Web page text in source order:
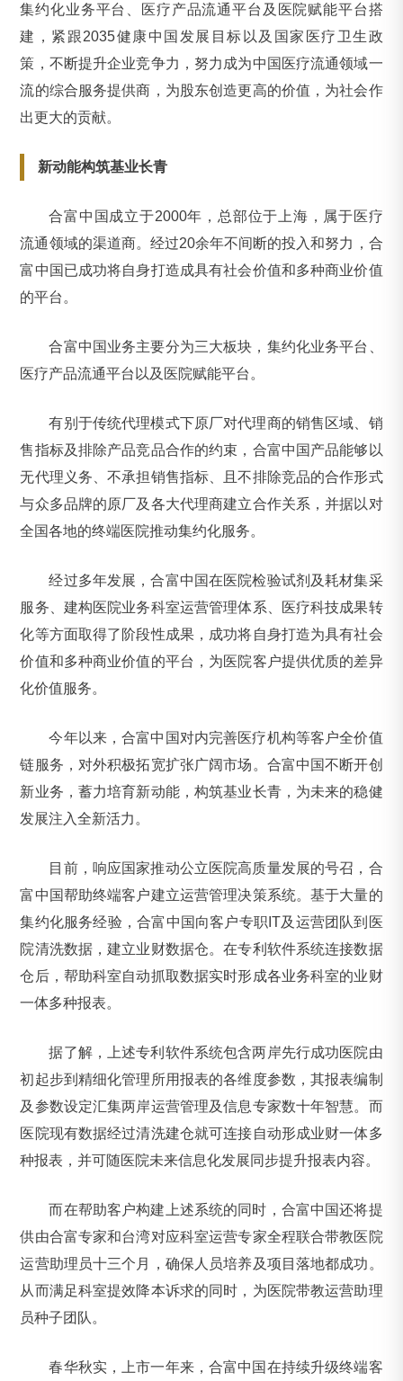
集约化业务平台、医疗产品流通平台及医院赋能平台搭
建，紧跟2035健康中国发展目标以及国家医疗卫生政
策，不断提升企业竞争力，努力成为中国医疗流通领域一
流的综合服务提供商，为股东创造更高的价值，为社会作
出更大的贡献。
新动能构筑基业长青
合富中国成立于2000年，总部位于上海，属于医疗
流通领域的渠道商。经过20余年不间断的投入和努力，合
富中国已成功将自身打造成具有社会价值和多种商业价值
的平台。
合富中国业务主要分为三大板块，集约化业务平台、
医疗产品流通平台以及医院赋能平台。
有别于传统代理模式下原厂对代理商的销售区域、销
售指标及排除产品竞品合作的约束，合富中国产品能够以
无代理义务、不承担销售指标、且不排除竞品的合作形式
与众多品牌的原厂及各大代理商建立合作关系，并据以对
全国各地的终端医院推动集约化服务。
经过多年发展，合富中国在医院检验试剂及耗材集采
服务、建构医院业务科室运营管理体系、医疗科技成果转
化等方面取得了阶段性成果，成功将自身打造为具有社会
价值和多种商业价值的平台，为医院客户提供优质的差异
化价值服务。
今年以来，合富中国对内完善医疗机构等客户全价值
链服务，对外积极拓宽扩张广阔市场。合富中国不断开创
新业务，蓄力培育新动能，构筑基业长青，为未来的稳健
发展注入全新活力。
目前，响应国家推动公立医院高质量发展的号召，合
富中国帮助终端客户建立运营管理决策系统。基于大量的
集约化服务经验，合富中国向客户专职IT及运营团队到医
院清洗数据，建立业财数据仓。在专利软件系统连接数据
仓后，帮助科室自动抓取数据实时形成各业务科室的业财
一体多种报表。
据了解，上述专利软件系统包含两岸先行成功医院由
初起步到精细化管理所用报表的各维度参数，其报表编制
及参数设定汇集两岸运营管理及信息专家数十年智慧。而
医院现有数据经过清洗建仓就可连接自动形成业财一体多
种报表，并可随医院未来信息化发展同步提升报表内容。
而在帮助客户构建上述系统的同时，合富中国还将提
供由合富专家和台湾对应科室运营专家全程联合带教医院
运营助理员十三个月，确保人员培养及项目落地都成功。
从而满足科室提效降本诉求的同时，为医院带教运营助理
员种子团队。
春华秋实，上市一年来，合富中国在持续升级终端客